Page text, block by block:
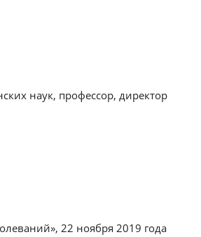
наук, профессор, директор
22 ноября 2019 года